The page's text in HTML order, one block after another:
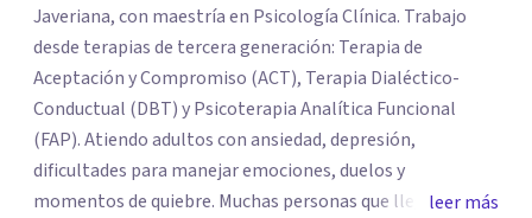
Javeriana, con maestría en Psicología Clínica. Trabajo
desde terapias de tercera generación: Terapia de
Aceptación y Compromiso (ACT), Terapia Dialéctico-
Conductual (DBT) y Psicoterapia Analítica Funcional
(FAP). Atiendo adultos con ansiedad, depresión,
dificultades para manejar emociones, duelos y
momentos de quiebre. Muchas personas que llegan aleer más